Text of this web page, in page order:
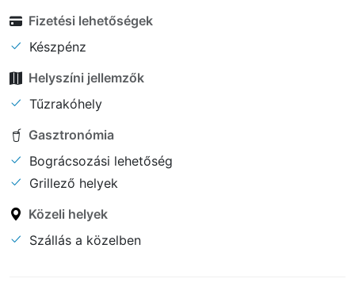
Fizetési lehetőségek
Készpénz
Helyszíni jellemzők
Tűzrakóhely
Gasztronómia
Bográcsozási lehetőség
Grillező helyek
Közeli helyek
Szállás a közelben